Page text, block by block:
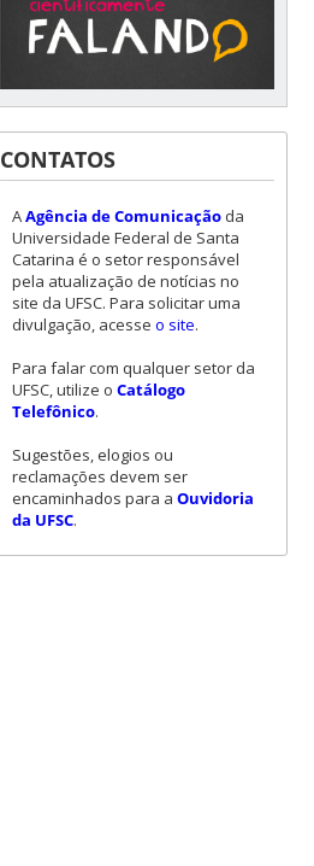
CONTATOS
AAgência de Comunicaçãoda
Universidade Federal de Santa
Catarina é o setor responsável
pela atualização de notícias no
site da UFSC. Para solicitar uma
divulgação, acesse o site.
Para falar com qualquer setor da
UFSC, utilize o Catálogo
Telefônico.
Sugestões, elogios ou
reclamações devem ser
encaminhados para a Ouvidoria
da UFSC.